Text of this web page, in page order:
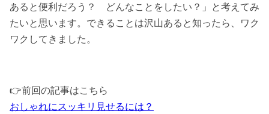
あると便利だろう？ どんなことをしたい？」と考えてみ
たいと思います。できることは沢山あると知ったら、ワク
ワクしてきました。
👉前回の記事はこちら
おしゃれにスッキリ見せるには？